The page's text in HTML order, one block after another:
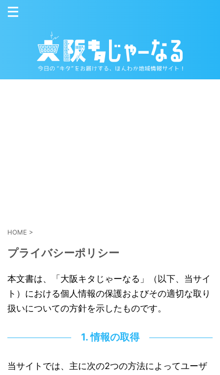
HOME >
プライバシーポリシー
本文書は、「大阪キタじゃーなる」（以下、当サイ
ト）における個人情報の保護およびその適切な取り
扱いについての方針を示したものです。
1. 情報の取得
当サイトでは、主に次の2つの方法によってユーザ